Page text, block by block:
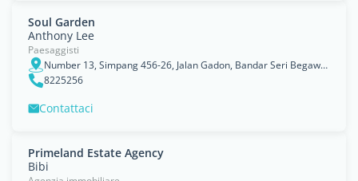
Soul Garden
Anthony Lee
Paesaggisti
Number 13, Simpang 456-26, Jalan Gadon, Bandar Seri Begawan
8225256
Contattaci
Primeland Estate Agency
Bibi